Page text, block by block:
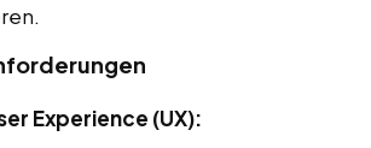
Experience (UX):